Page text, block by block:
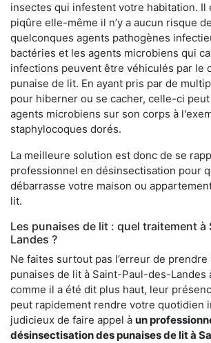
insectes qui infestent votre habitation. Il
piqûre elle-même il n’y a aucun risque
quelconques agents pathogènes
bactéries et les agents microbiens qui
infections peuvent être véhiculés par le
punaise de lit. En ayant pris par de
pour hiberner ou se cacher, celle-ci
agents microbiens sur son corps à
staphylocoques dorés.
La meilleure solution est donc de se
professionnel en désinsectisation pour
débarrasse votre maison ou
lit.
Les punaises de lit : quel traitement
Landes ?
Ne faites surtout pas l’erreur de
punaises de lit à Saint-Paul-des-Landes
comme il a été dit plus haut, leur
peut rapidement rendre votre quotidien
judicieux de faire appel à un
désinsectisation des punaises de lit à